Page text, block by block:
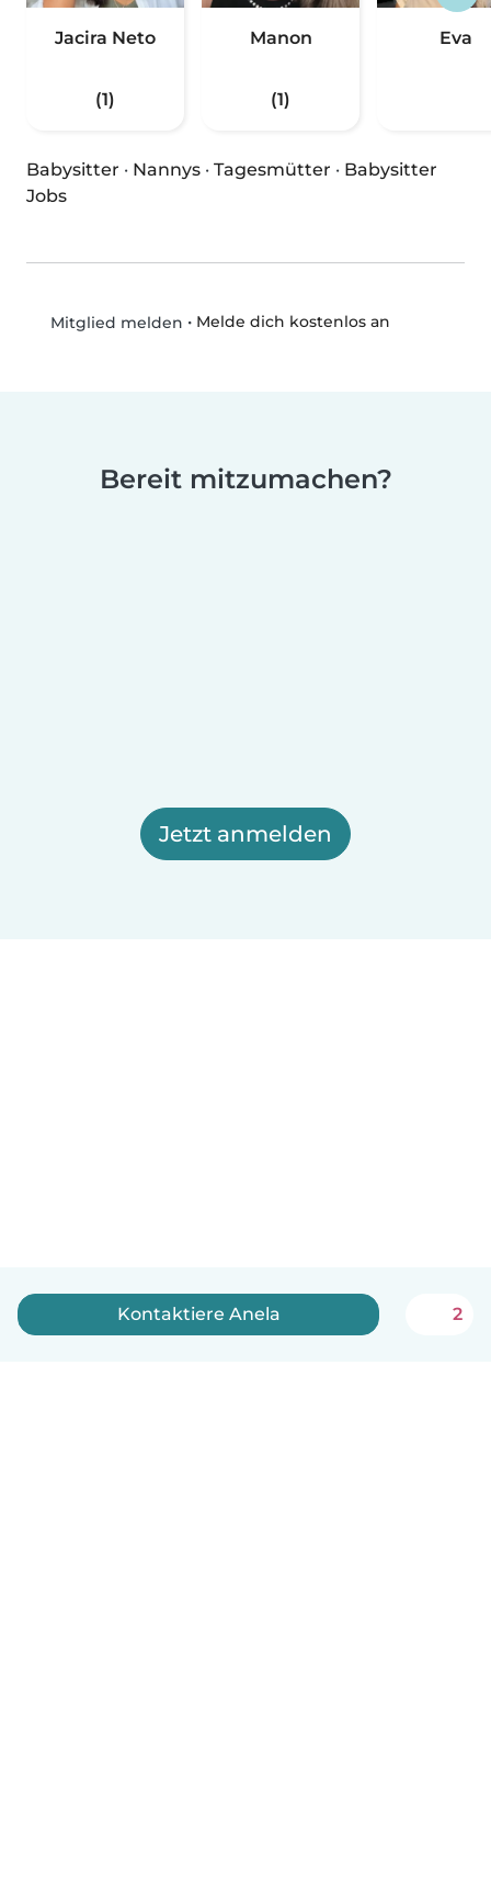
Jacira Neto
(1)
Manon
(1)
Eva
Babysitter · Nannys · Tagesmütter · Babysitter
Jobs
Mitglied melden • Melde dich kostenlos an
Bereit mitzumachen?
Jetzt anmelden
Kontaktiere Anela 2